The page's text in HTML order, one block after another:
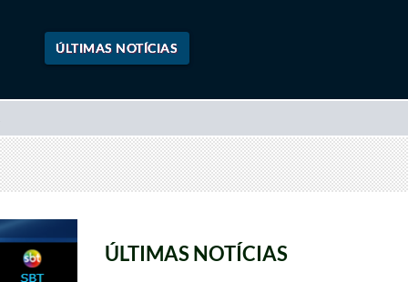
ÚLTIMAS NOTÍCIAS
ÚLTIMAS NOTÍCIAS